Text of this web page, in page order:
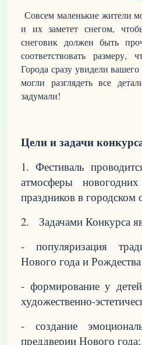
Совсем маленькие жители
и их заметет снегом,
снеговик должен быть
соответствовать
Города сразу увидели
могли разглядеть все
задумали!
Цели и задачи
1. Фестиваль
атмосферы
праздников в
2. Задачами Конкурса
- популяризация
Нового года и
- формирование у
художественно-
- создание
преддверии Нового года;